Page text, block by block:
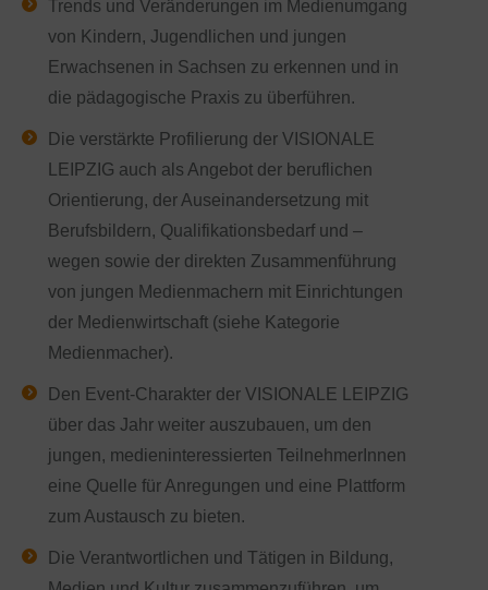
Trends und Veränderungen im Medienumgang
von Kindern, Jugendlichen und jungen
Erwachsenen in Sachsen zu erkennen und in
die pädagogische Praxis zu überführen.
Die verstärkte Profilierung der VISIONALE
LEIPZIG auch als Angebot der beruflichen
Orientierung, der Auseinandersetzung mit
Berufsbildern, Qualifikationsbedarf und –
wegen sowie der direkten Zusammenführung
von jungen Medienmachern mit Einrichtungen
der Medienwirtschaft (siehe Kategorie
Medienmacher).
Den Event-Charakter der VISIONALE LEIPZIG
über das Jahr weiter auszubauen, um den
jungen, medieninteressierten TeilnehmerInnen
eine Quelle für Anregungen und eine Plattform
zum Austausch zu bieten.
Die Verantwortlichen und Tätigen in Bildung,